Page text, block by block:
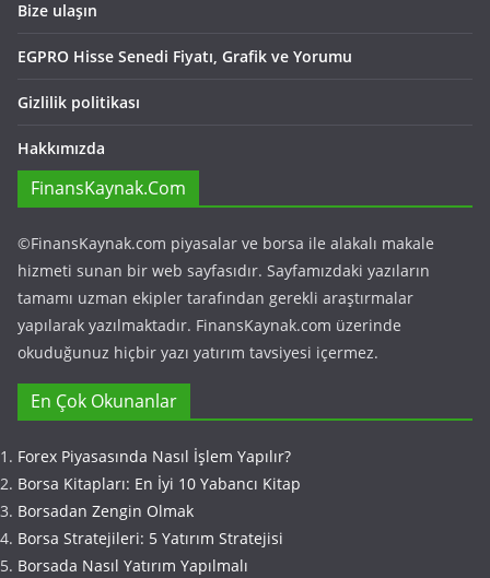
Bize ulaşın
EGPRO Hisse Senedi Fiyatı, Grafik ve Yorumu
Gizlilik politikası
Hakkımızda
FinansKaynak.Com
©FinansKaynak.com piyasalar ve borsa ile alakalı makale
hizmeti sunan bir web sayfasıdır. Sayfamızdaki yazıların
tamamı uzman ekipler tarafından gerekli araştırmalar
yapılarak yazılmaktadır. FinansKaynak.com üzerinde
okuduğunuz hiçbir yazı yatırım tavsiyesi içermez.
En Çok Okunanlar
Forex Piyasasında Nasıl İşlem Yapılır?
Borsa Kitapları: En İyi 10 Yabancı Kitap
Borsadan Zengin Olmak
Borsa Stratejileri: 5 Yatırım Stratejisi
Borsada Nasıl Yatırım Yapılmalı